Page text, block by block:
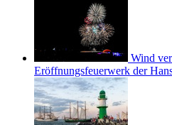
Wind
Eröffnungsfeuerwerk der